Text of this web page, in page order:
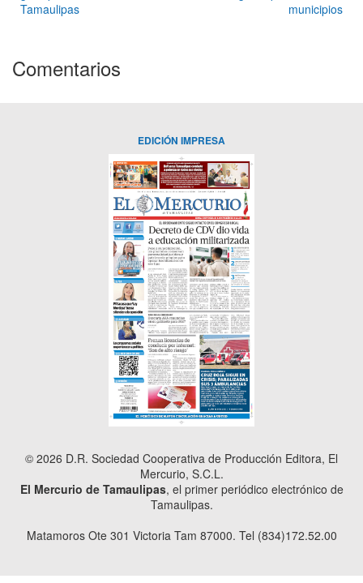
Tamaulipas
municipios
Comentarios
EDICIÓN IMPRESA
© 2026 D.R. Sociedad Cooperativa de Producción Editora, El
Mercurio, S.C.L.
El Mercurio de Tamaulipas, el primer periódico electrónico de
Tamaulipas.
Matamoros Ote 301 Victoria Tam 87000. Tel (834)172.52.00